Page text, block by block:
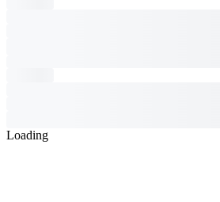
Loading